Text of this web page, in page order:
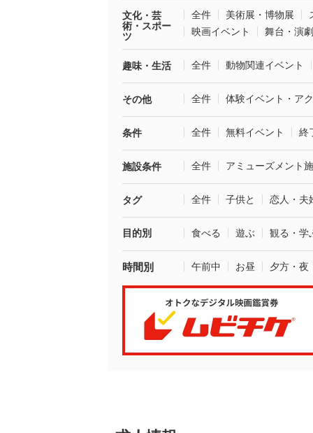
文化・芸
術・スポー
ツ
全件 美術展・博物展
映画イベント
舞台・演劇
趣味・生活 全件 動物関連イベント
その他 全件 体験イベント・ア
条件 全件 無料イベント 終
施設条件 全件 アミューズメント
タグ 全件 子供と 恋人・夫
目的別 食べる 遊ぶ 観る・学
時間別 午前中 お昼 夕方・夜